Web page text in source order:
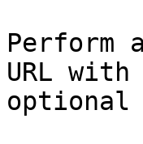
Perform
URL
optional